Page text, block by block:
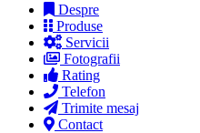
Despre
Produse
Servicii
Fotografii
Rating
Telefon
Trimite mesaj
Contact